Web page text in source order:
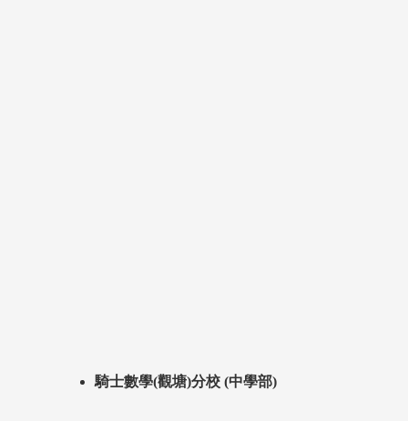
騎士數學(觀塘)分校 (中學部)